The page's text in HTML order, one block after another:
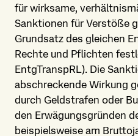
für wirksame,
Sanktionen für Verstöße
Grundsatz des gleichen
Rechte und Pflichten
EntgTranspRL). Die
abschreckende Wirkung
durch Geldstrafen oder
den Erwägungs­gründen
beispielsweise am